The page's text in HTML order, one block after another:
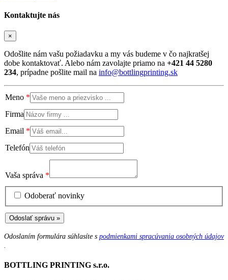
Kontaktujte nás
×
Odošlite nám vašu požiadavku a my vás budeme v čo najkratšej
dobe kontaktovať. Alebo nám zavolajte priamo na +421 44 5280
234, prípadne pošlite mail na info@bottlingprinting.sk
Meno
Firma
Email
Telefón
Vaša správa
Odoberať novinky
Odoslať správu »
Odoslaním formulára súhlasíte s podmienkami spracúvania osobných údajov
BOTTLING PRINTING s.r.o.